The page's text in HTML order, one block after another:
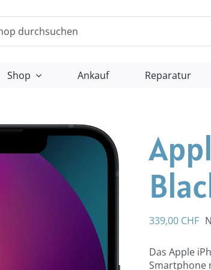
Shop Ankauf Reparatur
339,00 CHF
Das Apple
Smartphone